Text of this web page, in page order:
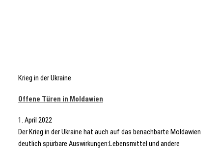
Krieg in der Ukraine
Offene Türen in Moldawien
1. April 2022
Der Krieg in der Ukraine hat auch auf das benachbarte Moldawien
deutlich spürbare Auswirkungen:Lebensmittel und andere